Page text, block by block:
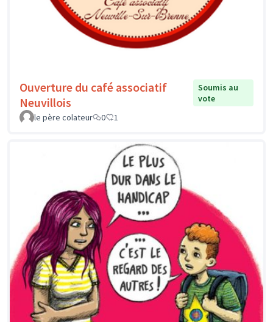
Ouverture du café associatif
Neuvillois
Soumis au
vote
le père colateur
0 1